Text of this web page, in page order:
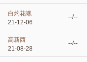
白灼花螺
21-12-06
--/--
高新西
21-08-28
--/--